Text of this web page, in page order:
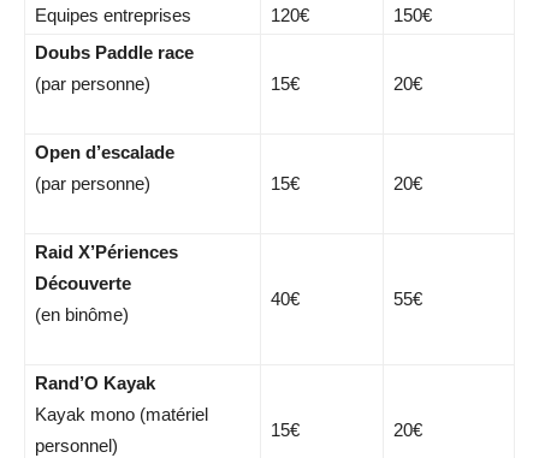
Equipes entreprises 120€
150€
Doubs Paddle race
(par personne)
15€ 20€
Open d’escalade
(par personne)
15€ 20€
Raid X’Périences
Découverte
(en binôme)
40€ 55€
Rand’O Kayak
Kayak mono (matériel
personnel)
15€ 20€